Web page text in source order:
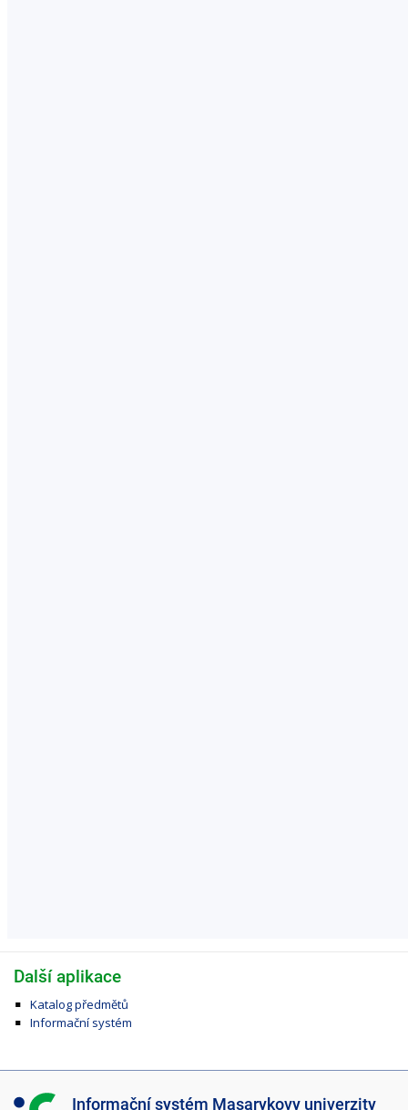
Další aplikace
Katalog předmětů
Informační systém
I Informační systém Masarykovy univerzity